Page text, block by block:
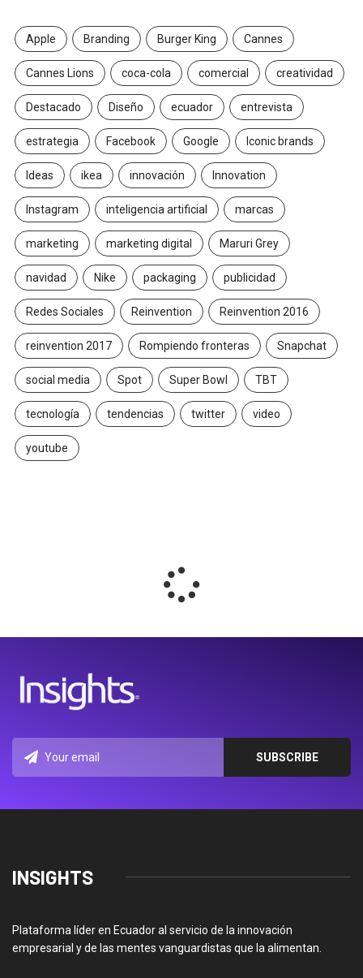
Apple Branding Burger King Cannes
Cannes Lions coca-cola comercial creatividad
Destacado Diseño ecuador entrevista
estrategia Facebook Google Iconic brands
Ideas ikea innovación Innovation
Instagram inteligencia artificial marcas
marketing marketing digital Maruri Grey
navidad Nike packaging publicidad
Redes Sociales Reinvention Reinvention 2016
reinvention 2017 Rompiendo fronteras Snapchat
social media Spot Super Bowl TBT
tecnología tendencias twitter video
youtube
INSIGHTS
Plataforma líder en Ecuador al servicio de la innovación
empresarial y de las mentes vanguardistas que la alimentan.